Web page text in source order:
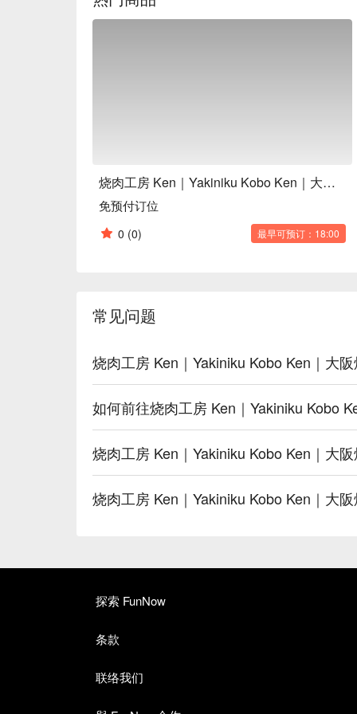
烧肉工房 Ken｜Yakiniku Kobo Ken｜大阪烧肉
免预付订位
0 (0) 最早可预订：18:00
常见问题
烧肉工房 Ken｜Yakiniku Kobo Ken｜大
如何前往烧肉工房 Ken｜Yakiniku Kobo
烧肉工房 Ken｜Yakiniku Kobo Ken｜大
烧肉工房 Ken｜Yakiniku Kobo Ken｜大
探索 FunNow
条款
联络我们